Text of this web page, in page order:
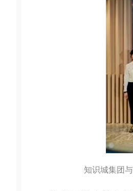
知识城集团